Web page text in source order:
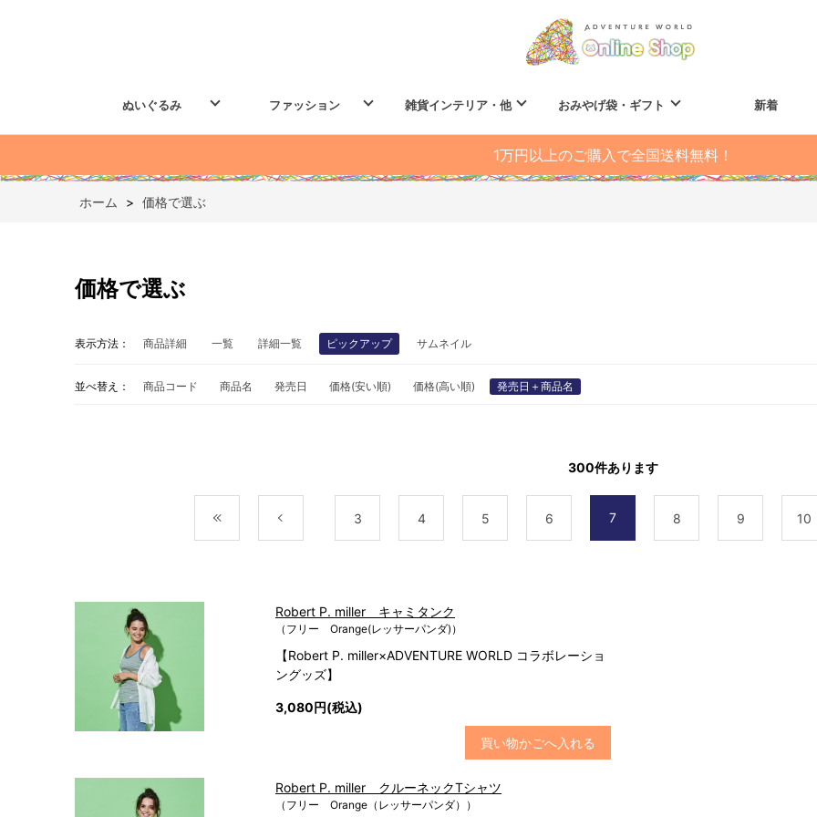
ぬいぐるみ ファッション 雑貨インテリア・他 おみやげ袋・ギフト 新着
1万円以上のご購入で全国送料無料！
ホーム > 価格で選ぶ
価格で選ぶ
表示方法： 商品詳細 一覧 詳細一覧 ピックアップ サムネイル
並べ替え： 商品コード 商品名 発売日 価格(安い順) 価格(高い順) 発売日＋商品名
300件あります
3 4 5 6 7 8 9 10
Robert P. miller キャミタンク
（フリー Orange(レッサーパンダ)）
【Robert P. miller×ADVENTURE WORLD コラボレーショ
ングッズ】
3,080円(税込)
買い物かごへ入れる
Robert P. miller クルーネックTシャツ
（フリー Orange（レッサーパンダ））